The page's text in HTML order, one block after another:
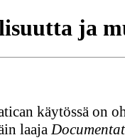
ja
käytössä on
laaja